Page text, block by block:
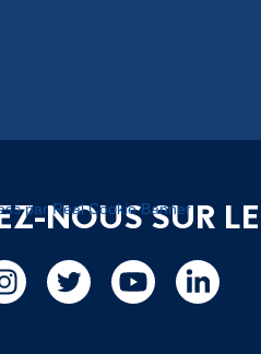
NOUS SUR
par Real Cookie Banner